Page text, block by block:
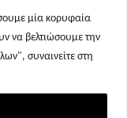
μία κορυφαία
να βελτιώσουμε την
συναινείτε στη